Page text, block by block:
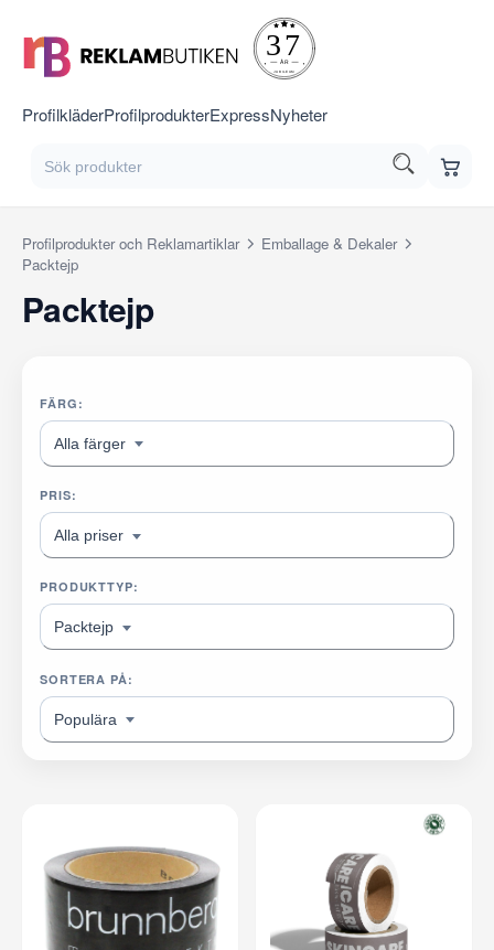
ProfilkläderProfilprodukterExpressNyheter
Profilprodukter och Reklamartiklar
Emballage & Dekaler
Packtejp
Packtejp
FÄRG:
Alla färger
PRIS:
Alla priser
PRODUKTTYP:
Packtejp
SORTERA PÅ:
Populära